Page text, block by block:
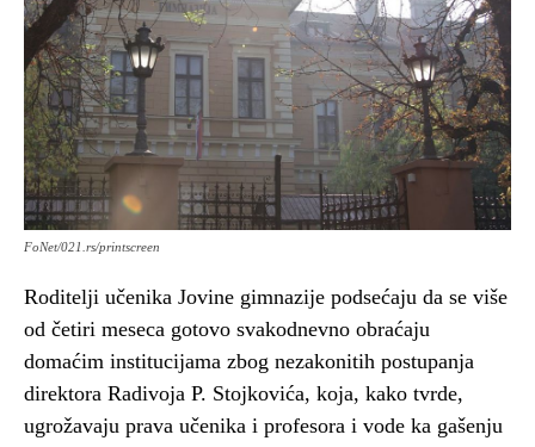
FoNet/021.rs/printscreen
Roditelji učenika Jovine gimnazije podsećaju da se više
od četiri meseca gotovo svakodnevno obraćaju
domaćim institucijama zbog nezakonitih postupanja
direktora Radivoja P. Stojkovića, koja, kako tvrde,
ugrožavaju prava učenika i profesora i vode ka gašenju